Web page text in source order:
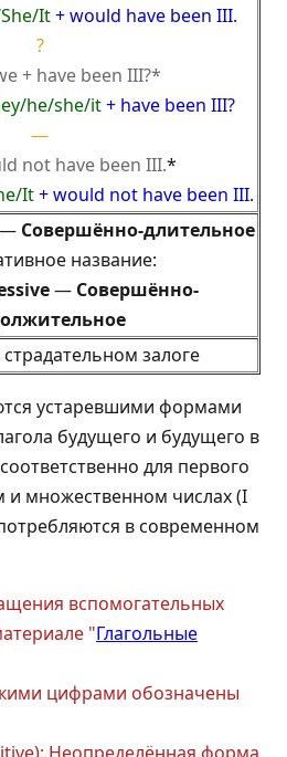
It+ would have been III.
?
+ have been III?*
he/she/it+ have been III?
—
not have been III.*
It+ would not have been III.
— Совершённо-длительное
название:
— Совершённо-
страдательном залоге
устаревшими формами
будущего и будущего в
для первого
и множественном числах (I
в современном
вспомогательных
"Глагольные
цифрами обозначены